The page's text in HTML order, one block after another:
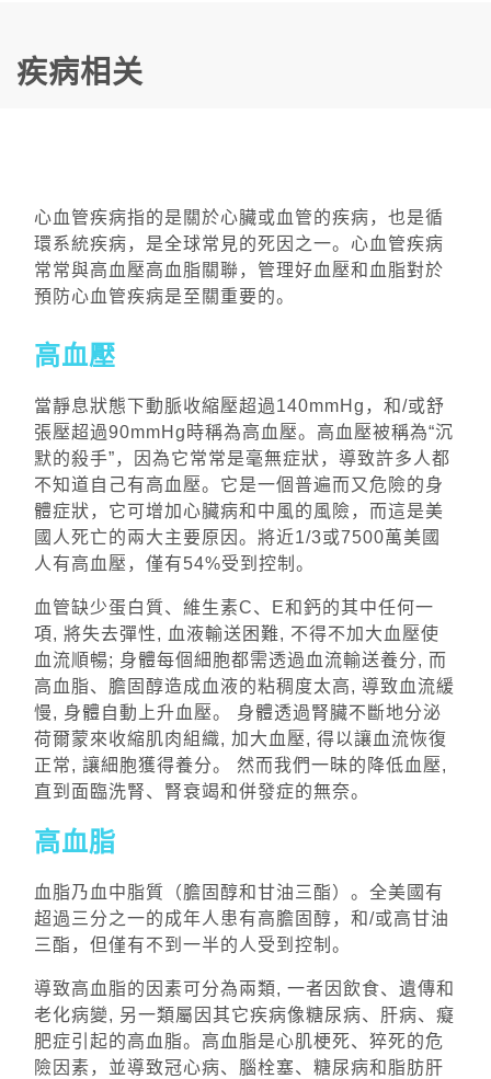
疾病相关
心血管疾病指的是關於心臟或血管的疾病，也是循
環系統疾病，是全球常見的死因之一。心血管疾病
常常與高血壓高血脂關聯，管理好血壓和血脂對於
預防心血管疾病是至關重要的。
高血壓
當靜息狀態下動脈收縮壓超過140mmHg，和/或舒
張壓超過90mmHg時稱為高血壓。高血壓被稱為“沉
默的殺手”，因為它常常是毫無症狀，導致許多人都
不知道自己有高血壓。它是一個普遍而又危險的身
體症狀，它可增加心臟病和中風的風險，而這是美
國人死亡的兩大主要原因。將近1/3或7500萬美國
人有高血壓，僅有54%受到控制。
血管缺少蛋白質、維生素C、E和鈣的其中任何一
項, 將失去彈性, 血液輸送困難, 不得不加大血壓使
血流順暢; 身體每個細胞都需透過血流輸送養分, 而
高血脂、膽固醇造成血液的粘稠度太高, 導致血流緩
慢, 身體自動上升血壓。 身體透過腎臟不斷地分泌
荷爾蒙來收縮肌肉組織, 加大血壓, 得以讓血流恢復
正常, 讓細胞獲得養分。 然而我們一昧的降低血壓,
直到面臨洗腎、腎衰竭和併發症的無奈。
高血脂
血脂乃血中脂質（膽固醇和甘油三酯）。全美國有
超過三分之一的成年人患有高膽固醇，和/或高甘油
三酯，但僅有不到一半的人受到控制。
導致高血脂的因素可分為兩類, 一者因飲食、遺傳和
老化病變, 另一類屬因其它疾病像糖尿病、肝病、癡
肥症引起的高血脂。高血脂是心肌梗死、猝死的危
險因素，並導致冠心病、腦栓塞、糖尿病和脂肪肝